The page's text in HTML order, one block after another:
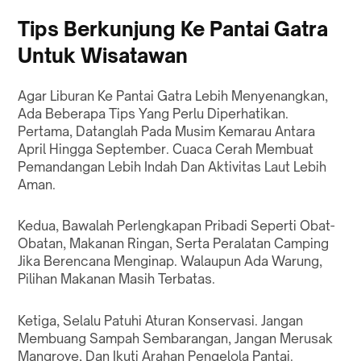
Tips Berkunjung Ke Pantai Gatra
Untuk Wisatawan
Agar Liburan Ke Pantai Gatra Lebih Menyenangkan,
Ada Beberapa Tips Yang Perlu Diperhatikan.
Pertama, Datanglah Pada Musim Kemarau Antara
April Hingga September. Cuaca Cerah Membuat
Pemandangan Lebih Indah Dan Aktivitas Laut Lebih
Aman.
Kedua, Bawalah Perlengkapan Pribadi Seperti Obat-
Obatan, Makanan Ringan, Serta Peralatan Camping
Jika Berencana Menginap. Walaupun Ada Warung,
Pilihan Makanan Masih Terbatas.
Ketiga, Selalu Patuhi Aturan Konservasi. Jangan
Membuang Sampah Sembarangan, Jangan Merusak
Mangrove, Dan Ikuti Arahan Pengelola Pantai.